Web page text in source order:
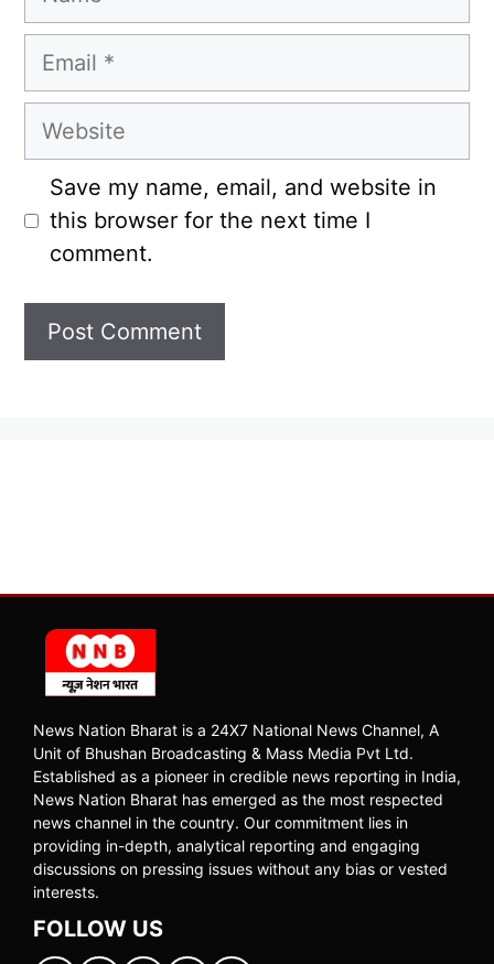
Email
Website
Save my name, email, and website in
this browser for the next time I
comment.
News Nation Bharat is a 24X7 National News Channel, A
Unit of Bhushan Broadcasting & Mass Media Pvt Ltd.
Established as a pioneer in credible news reporting in India,
News Nation Bharat has emerged as the most respected
news channel in the country. Our commitment lies in
providing in-depth, analytical reporting and engaging
discussions on pressing issues without any bias or vested
interests.
FOLLOW US